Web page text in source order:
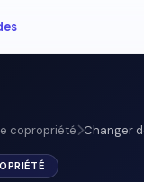
copropriété Changer